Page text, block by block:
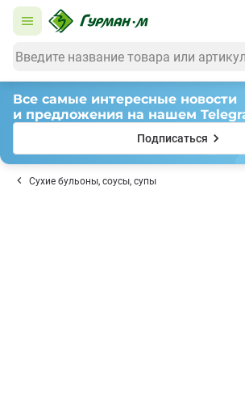
Все самые интересные новости
и предложения на нашем
Подписаться
Сухие бульоны, соусы, супы